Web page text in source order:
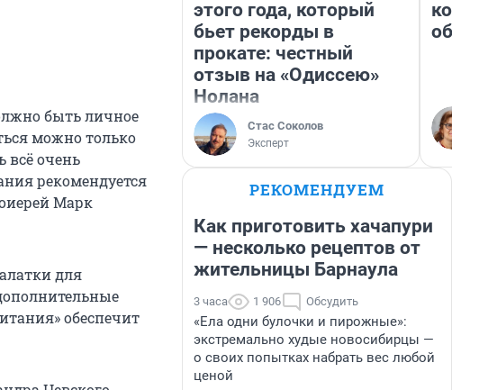
быть личное
можно только
всё очень
рекомендуется
Марк
для
обеспечит
этого года, который
бьет рекорды в
прокате: честный
отзыв на «Одиссею»
Нолана
Стас Соколов
Эксперт
РЕКОМЕНДУЕМ
Как приготовить хачапури
— несколько рецептов от
жительницы Барнаула
3 часа 1 906 Обсудить
«Ела одни булочки и пирожные»:
экстремально худые новосибирцы —
о своих попытках набрать вес любой
ценой